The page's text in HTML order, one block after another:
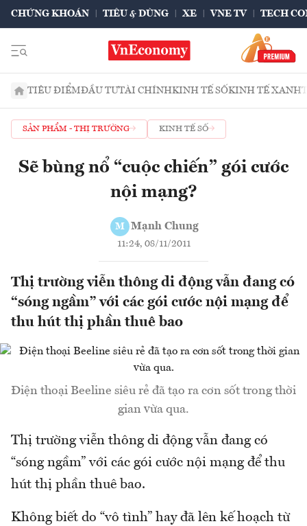
CHỨNG KHOÁN TIÊU & DÙNG XE VNE TV TECH
TIÊU ĐIỂMĐẦU TƯTÀI CHÍNHKINH TẾ SỐKINH TẾ XANH
SẢN PHẨM - THỊ TRƯỜNG KINH TẾ SỐ
Sẽ bùng nổ “cuộc chiến” gói cước
nội mạng?
M Mạnh Chung
11:24, 08/11/2011
Thị trường viễn thông di động vẫn đang có
“sóng ngầm” với các gói cước nội mạng để
thu hút thị phần thuê bao
Điện thoại Beeline siêu rẻ đã tạo ra cơn sốt trong thời
gian vừa qua.
Thị trường viễn thông di động vẫn đang có
“sóng ngầm” với các gói cước nội mạng để thu
hút thị phần thuê bao.
Không biết do “vô tình” hay đã lên kế hoạch từ